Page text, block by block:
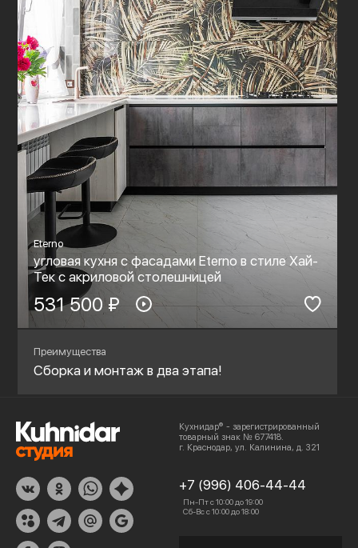
Eterno
угловая кухня с фасадами Eterno в стиле Хай-
Тек c акриловой столешницей
531 500 ₽
Преимущества
Сборка и монтаж в два этапа!
Кухнидар® - зарегистрированный
товарный знак № 677418.
г. Краснодар, ул. Калинина, д. 321
+7 (996) 406-44-44
Пн-Пт с 10:00 до 19:00
Сб-Вс с 10:00 до 18:00